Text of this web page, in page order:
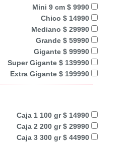
Mini 9 cm $ 9990
Chico $ 14990
Mediano $ 29990
Grande $ 59990
Gigante $ 99990
Super Gigante $ 139990
Extra Gigante $ 199990
Caja 1 100 gr $ 14990
Caja 2 200 gr $ 29990
Caja 3 300 gr $ 44990